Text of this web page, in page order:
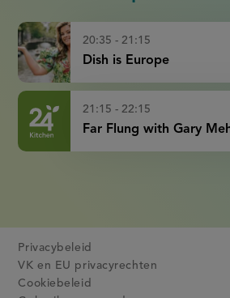
20:35 - 21:15
Dish is Europe
21:15 - 22:15
Far Flung with Gary
Privacybeleid
VK en EU privacyrechten
Cookiebeleid